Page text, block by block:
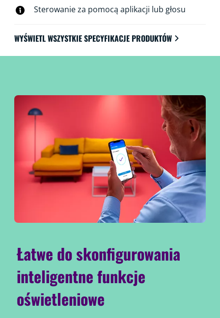
Sterowanie za pomocą aplikacji lub głosu
WYŚWIETL WSZYSTKIE SPECYFIKACJE PRODUKTÓW
Łatwe do skonfigurowania
inteligentne funkcje
oświetleniowe